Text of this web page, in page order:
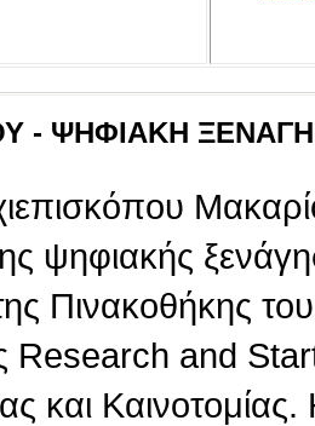
- ΨΗΦΙΑΚΗ
ψηφιακής
Πινακοθήκης
Research and
και